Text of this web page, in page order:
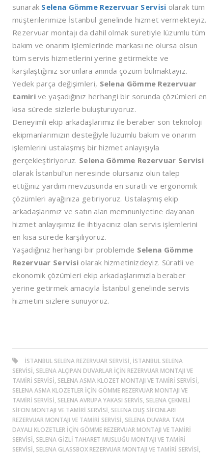
sunarak Selena Gömme Rezervuar Servisi olarak tüm
müşterilerimize İstanbul genelinde hizmet vermekteyiz.
Rezervuar montajı da dahil olmak suretiyle lüzumlu tüm
bakım ve onarım işlemlerinde markası ne olursa olsun
tüm servis hizmetlerini yerine getirmekte ve
karşılaştığınız sorunlara anında çözüm bulmaktayız.
Yedek parça değişimleri, Selena Gömme Rezervuar
tamirive yaşadığınız herhangi bir sorunda çözümleri en
kısa sürede sizlerle buluşturuyoruz.
Deneyimli ekip arkadaşlarımız ile beraber son teknoloji
ekipmanlarımızın desteğiyle lüzumlu bakım ve onarım
işlemlerini ustalaşmış bir hizmet anlayışıyla
gerçekleştiriyoruz. Selena Gömme Rezervuar Servisi
olarak İstanbul’un neresinde olursanız olun talep
ettiğiniz yardım mevzusunda en süratli ve ergonomik
çözümleri ayağınıza getiriyoruz. Ustalaşmış ekip
arkadaşlarımız ve satın alan memnuniyetine dayanan
hizmet anlayışımız ile ihtiyacınız olan servis işlemlerini
en kısa sürede karşılıyoruz.
Yaşadığınız herhangi bir problemde Selena Gömme
Rezervuar Servisi olarak hizmetinizdeyiz. Süratli ve
ekonomik çözümleri ekip arkadaşlarımızla beraber
yerine getirmek amacıyla İstanbul genelinde servis
hizmetini sizlere sunuyoruz.
ISTANBUL SELENA REZERVUAR SERVISI, ISTANBUL SELENA
SERVISI, SELENA ALÇIPAN DUVARLAR IÇIN REZERVUAR MONTAJI VE
TAMIRI SERVISI, SELENA ASMA KLOZET MONTAJI VE TAMIRI SERVISI,
SELENA ASMA KLOZETLER IÇIN GÖMME REZERVUAR MONTAJI VE
TAMIRI SERVISI, SELENA AVRUPA YAKASI SERVIS, SELENA ÇEKMELI
SIFON MONTAJI VE TAMIRI SERVISI, SELENA DUŞ SIFONLARI
REZERVUAR MONTAJI VE TAMIRI SERVISI, SELENA DUVARA TAM
DAYALI KLOZETLER IÇIN GÖMME REZERVUAR MONTAJI VE TAMIRI
SERVISI, SELENA GIZLI TAHARET MUSLUĞU MONTAJI VE TAMIRI
SERVISI, SELENA GLASSBOX REZERVUAR MONTAJI VE TAMIRI SERVISI,